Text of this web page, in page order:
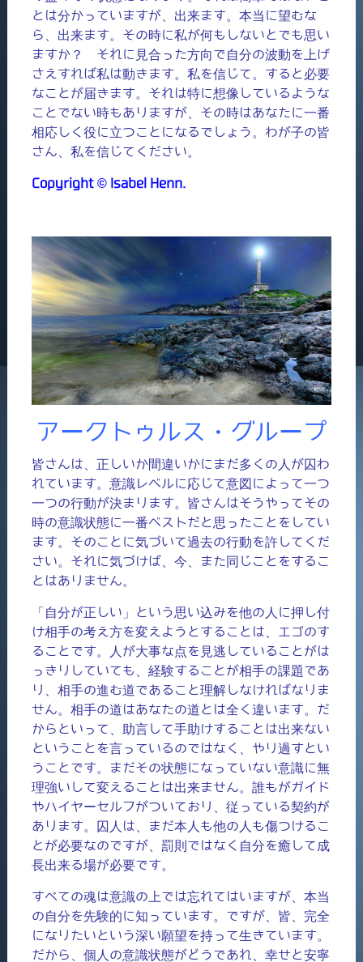
とは分かっていますが、出来ます。本当に望むな
ら、出来ます。その時に私が何もしないとでも思い
ますか？ それに見合った方向で自分の波動を上げ
さえすれば私は動きます。私を信じて。すると必要
なことが届きます。それは特に想像しているような
ことでない時もありますが、その時はあなたに一番
相応しく役に立つことになるでしょう。わが子の皆
さん、私を信じてください。
Copyright © Isabel Henn.
アークトゥルス・グループ
皆さんは、正しいか間違いかにまだ多くの人が囚わ
れています。意識レベルに応じて意図によって一つ
一つの行動が決まります。皆さんはそうやってその
時の意識状態に一番ベストだと思ったことをしてい
ます。そのことに気づいて過去の行動を許してくだ
さい。それに気づけば、今、また同じことをするこ
とはありません。
「自分が正しい」という思い込みを他の人に押し付
け相手の考え方を変えようとすることは、エゴのす
ることです。人が大事な点を見逃していることがは
っきりしていても、経験することが相手の課題であ
り、相手の進む道であること理解しなければなりま
せん。相手の道はあなたの道とは全く違います。だ
からといって、助言して手助けすることは出来ない
ということを言っているのではなく、やり過すとい
うことです。まだその状態になっていない意識に無
理強いして変えることは出来ません。誰もがガイド
やハイヤーセルフがついており、従っている契約が
あります。囚人は、まだ本人も他の人も傷つけるこ
とが必要なのですが、罰則ではなく自分を癒して成
長出来る場が必要です。
すべての魂は意識の上では忘れてはいますが、本当
の自分を先験的に知っています。ですが、皆、完全
になりたいという深い願望を持って生きています。
だから、個人の意識状態がどうであれ、幸せと安寧